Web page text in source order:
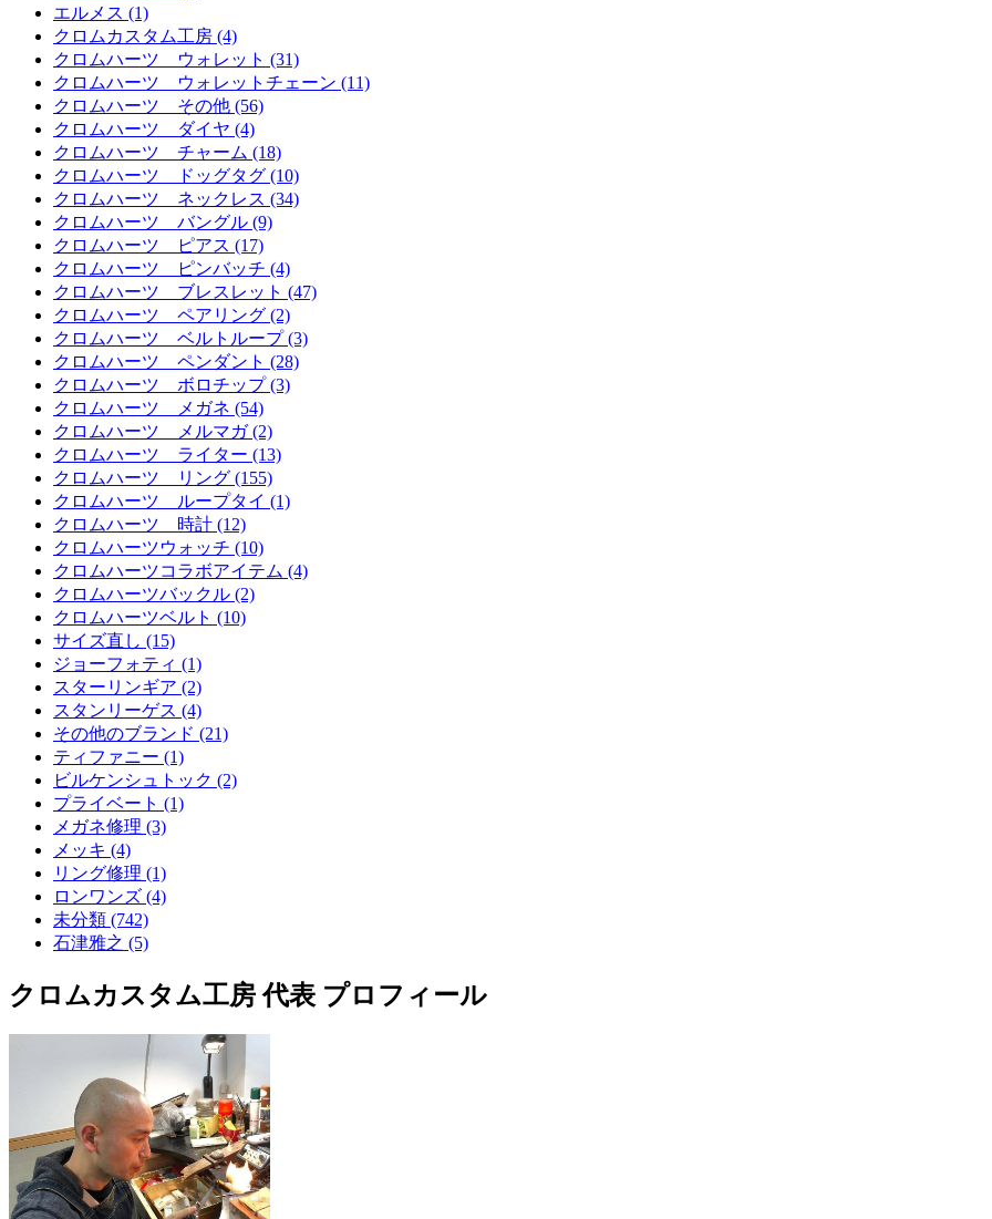
エルメス (1)
クロムカスタム工房 (4)
クロムハーツ ウォレット (31)
クロムハーツ ウォレットチェーン (11)
クロムハーツ その他 (56)
クロムハーツ ダイヤ (4)
クロムハーツ チャーム (18)
クロムハーツ ドッグタグ (10)
クロムハーツ ネックレス (34)
クロムハーツ バングル (9)
クロムハーツ ピアス (17)
クロムハーツ ピンバッチ (4)
クロムハーツ ブレスレット (47)
クロムハーツ ペアリング (2)
クロムハーツ ベルトループ (3)
クロムハーツ ペンダント (28)
クロムハーツ ボロチップ (3)
クロムハーツ メガネ (54)
クロムハーツ メルマガ (2)
クロムハーツ ライター (13)
クロムハーツ リング (155)
クロムハーツ ループタイ (1)
クロムハーツ 時計 (12)
クロムハーツウォッチ (10)
クロムハーツコラボアイテム (4)
クロムハーツバックル (2)
クロムハーツベルト (10)
サイズ直し (15)
ジョーフォティ (1)
スターリンギア (2)
スタンリーゲス (4)
その他のブランド (21)
ティファニー (1)
ビルケンシュトック (2)
プライベート (1)
メガネ修理 (3)
メッキ (4)
リング修理 (1)
ロンワンズ (4)
未分類 (742)
石津雅之 (5)
クロムカスタム工房 代表 プロフィール